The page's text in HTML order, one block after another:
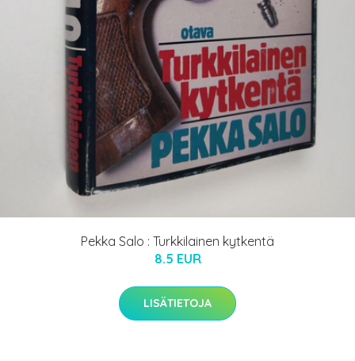
Pekka Salo : Turkkilainen kytkentä
8.5 EUR
LISÄTIETOJA